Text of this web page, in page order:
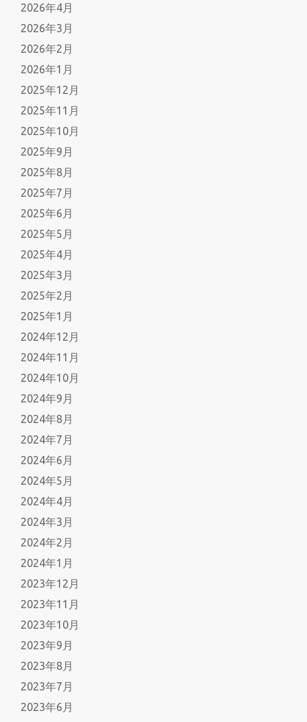
2026年4月
2026年3月
2026年2月
2026年1月
2025年12月
2025年11月
2025年10月
2025年9月
2025年8月
2025年7月
2025年6月
2025年5月
2025年4月
2025年3月
2025年2月
2025年1月
2024年12月
2024年11月
2024年10月
2024年9月
2024年8月
2024年7月
2024年6月
2024年5月
2024年4月
2024年3月
2024年2月
2024年1月
2023年12月
2023年11月
2023年10月
2023年9月
2023年8月
2023年7月
2023年6月